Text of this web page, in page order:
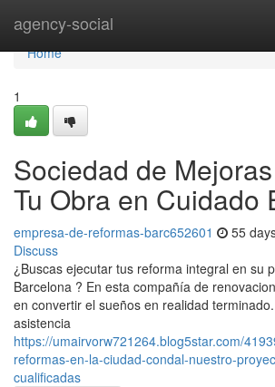
agency-social
Home
Home
1
Sociedad de
Tu Obra en Cuidado
empresa-de-reformas-barc652601 55
Discuss
¿Buscas ejecutar tus reforma integral en su
Barcelona ? En esta compañía de
en convertir el sueños en realidad
asistencia
https://umairvorw721264.blog5star.com/
reformas-en-la-ciudad-condal-nuestro-
cualificadas